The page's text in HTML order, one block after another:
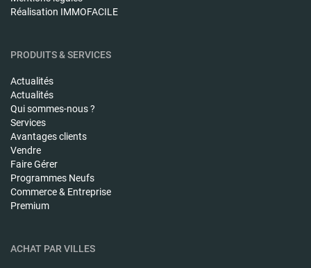
Réalisation IMMOFACILE
PRODUITS & SERVICES
Actualités
Actualités
Qui sommes-nous ?
Services
Avantages clients
Vendre
Faire Gérer
Programmes Neufs
Commerce & Entreprise
Premium
ACHAT PAR VILLES